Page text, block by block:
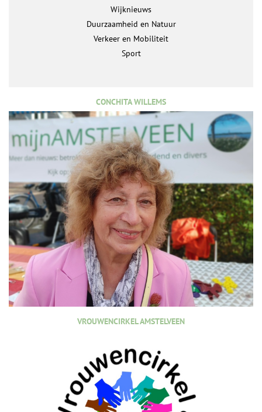
Wijknieuws
Duurzaamheid en Natuur
Verkeer en Mobiliteit
Sport
CONCHITA WILLEMS
VROUWENCIRKEL AMSTELVEEN